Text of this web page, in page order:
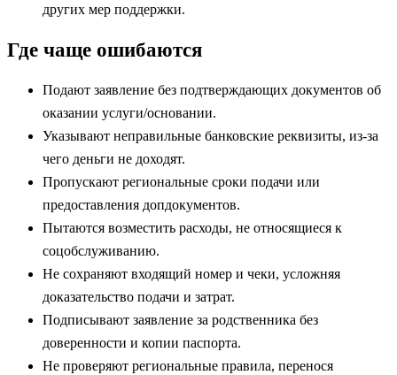
других мер поддержки.
Где чаще ошибаются
Подают заявление без подтверждающих документов об
оказании услуги/основании.
Указывают неправильные банковские реквизиты, из-за
чего деньги не доходят.
Пропускают региональные сроки подачи или
предоставления допдокументов.
Пытаются возместить расходы, не относящиеся к
соцобслуживанию.
Не сохраняют входящий номер и чеки, усложняя
доказательство подачи и затрат.
Подписывают заявление за родственника без
доверенности и копии паспорта.
Не проверяют региональные правила, перенося